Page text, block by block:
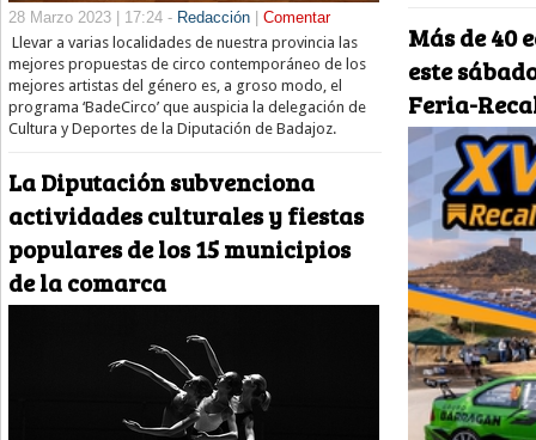
28 Marzo 2023 | 17:24 - Redacción| Comentar
Llevar a varias localidades de nuestra provincia las
mejores propuestas de circo contemporáneo de los
mejores artistas del género es, a groso modo, el
programa ‘BadeCirco’ que auspicia la delegación de
Cultura y Deportes de la Diputación de Badajoz.
La Diputación subvenciona
actividades culturales y fiestas
populares de los 15 municipios
de la comarca
Más de 40
este
Feria-